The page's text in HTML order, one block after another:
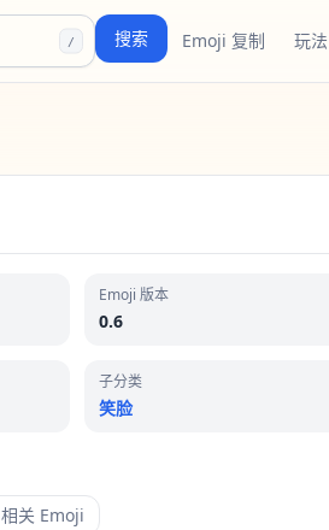
/ 搜索 Emoji 复制 玩法
Emoji 版本
0.6
子分类
笑脸
相关 Emoji